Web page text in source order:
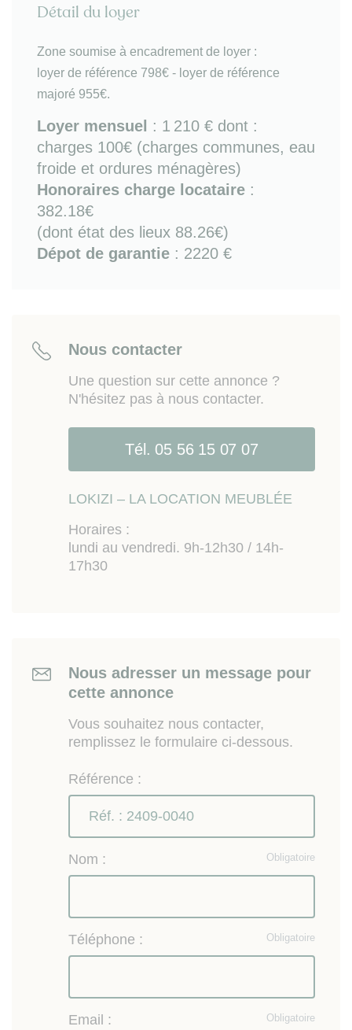
- chambre (avec lit double couchage, bureau et
- WC
A l'étage :
- chambre double couchage avec placard
- espace nuit sur mezzanine (avec 1 lit banquette
simple extensible en double couchage + bureau)
- salle de bains (douche)
Parking extérieur dans la cour arrière de la
résidence.
Bon à savoir :
Carrez 58m².
Sur place ou à proximité immédiate :
connexion pour gare Saint Jean), Hôpital Bergonié.
boulevards.
Les informations sur les risques auxquels ce bien
est exposé sont disponibles sur le site
Détail du loyer
Zone soumise à encadrement de loyer :
loyer de référence 798€ - loyer de référence
majoré 955€.
Loyer mensuel : 1 210 € dont :
charges 100€ (charges communes, eau
froide et ordures ménagères)
Honoraires charge locataire :
382.18€
(dont état des lieux 88.26€)
Dépot de garantie : 2220 €
Nous contacter
Une question sur cette annonce ?
N'hésitez pas à nous contacter.
Tél. 05 56 15 07 07
LOKIZI – LA LOCATION MEUBLÉE
Horaires :
lundi au vendredi. 9h-12h30 / 14h-
17h30
Nous adresser un message pour
cette annonce
Vous souhaitez nous contacter,
remplissez le formulaire ci-dessous.
Référence :
Obligatoire
Nom :
Obligatoire
Téléphone :
Obligatoire
Email :